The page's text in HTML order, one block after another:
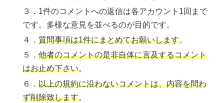
３．1件のコメントへの返信は各アカウント1回まで
です。多様な意見を並べるのが目的です。
４．質問事項は1件にまとめてお願いします。
５．他者のコメントの是非自体に言及するコメント
はお止め下さい。
６．以上の規約に沿わないコメントは、内容を問わ
ず削除致します。